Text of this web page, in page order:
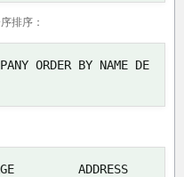
排序：
ORDER BY NAME DE
ADDRESS